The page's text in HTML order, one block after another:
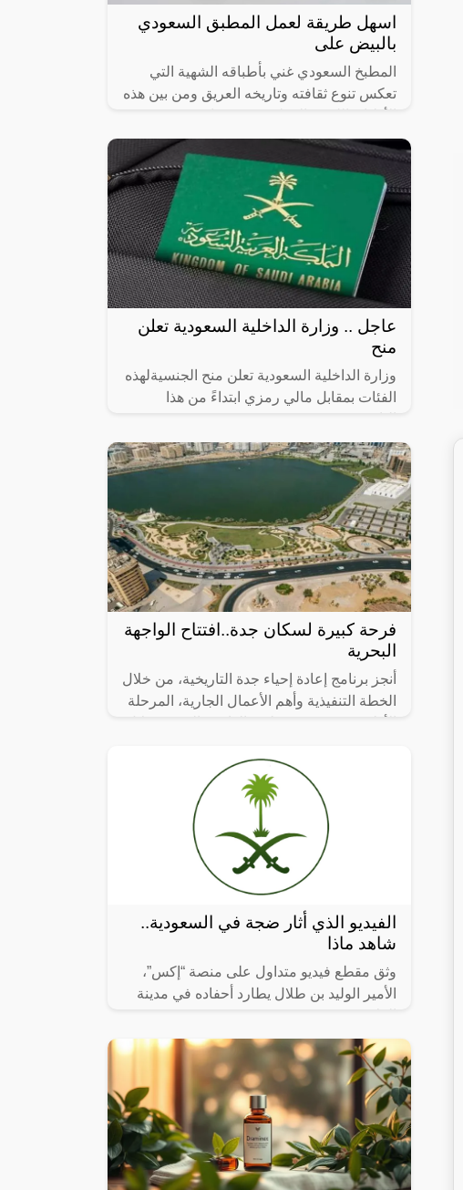
اسهل طريقة لعمل المطبق السعودي
بالبيض على
المطبخ السعودي غني بأطباقه الشهية التي
تعكس تنوع ثقافته وتاريخه العريق ومن بين هذه
رقيقة محشوة بالبيض واللحم المفروم
عاجل .. وزارة الداخلية السعودية تعلن
منح
وزارة الداخلية السعودية تعلن منح الجنسيةلهذه
الفئات بمقابل مالي رمزي ابتداءً من هذا
فرحة كبيرة لسكان جدة..افتتاح الواجهة
البحرية
أنجز برنامج إعادة إحياء جدة التاريخية، من خلال
الخطة التنفيذية وأهم الأعمال الجارية، المرحلة
الفيديو الذي أثار ضجة في السعودية..
شاهد ماذا
وثق مقطع فيديو متداول على منصة “إكس”،
الأمير الوليد بن طلال يطارد أحفاده في مدينة